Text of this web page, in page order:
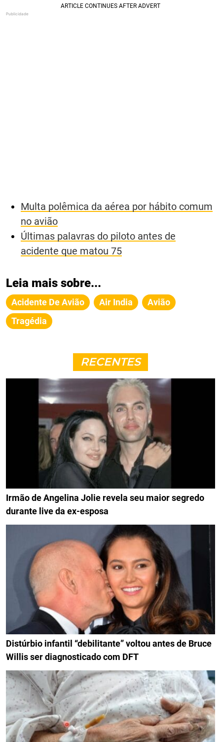
Multa polêmica da aérea por hábito comum
no avião
Últimas palavras do piloto antes de
acidente que matou 75
Leia mais sobre...
Acidente De Avião Air India
Avião
Tragédia
RECENTES
Irmão de Angelina Jolie revela seu maior segredo
durante live da ex-esposa
Distúrbio infantil “debilitante” voltou antes de Bruce
Willis ser diagnosticado com DFT